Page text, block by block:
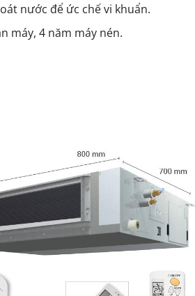
nước để ức chế vi khuẩn.
máy, 4 năm máy nén.